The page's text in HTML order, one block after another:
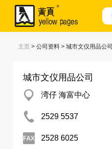
主页 > 公司资料 > 城市文仪用品公司
城市文仪用品公司
湾仔 海富中心
2529 5537
2528 6025